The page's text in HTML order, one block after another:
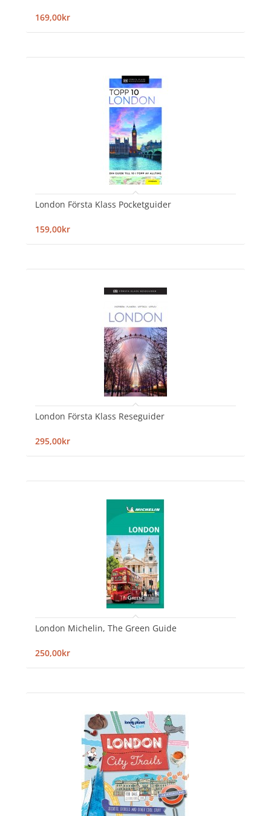
169,00kr
London Första Klass Pocketguider
159,00kr
London Första Klass Reseguider
295,00kr
London Michelin, The Green Guide
250,00kr